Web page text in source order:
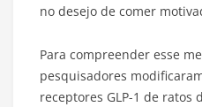
no desejo de comer
Para compreender esse
pesquisadores
receptores GLP-1 de ratos